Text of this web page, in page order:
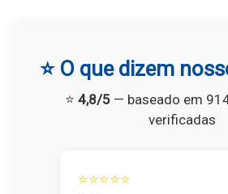
⭐ O que dizem
⭐ 4,8/5 — baseado em
verificadas
⭐⭐⭐⭐⭐